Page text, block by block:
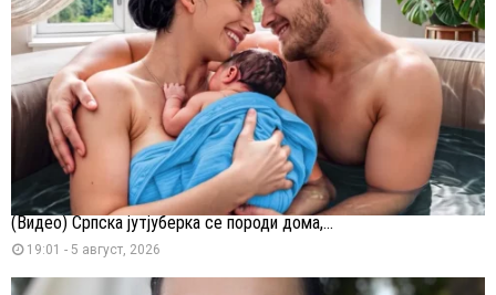
(Видео) Српска јутјуберка се породи дома,...
19:01 - 5 август, 2026